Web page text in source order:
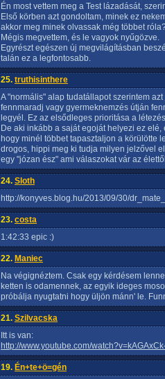
Én most vettem meg a Test lázadását,
Első körben azt gondoltam, minek ez
akkor meg minek olvassak még többet
Mégis megvettem, és le vagyok nyűgözve.
Egyrészt egészen új megvilágításban
talán ez a legfontosabb.
25. truthisinthere
A "normális" alap tudatállapot szerintem
fennmaradj vagy gyermeknemzés útján
legyél. Ez az elsődleges prioritása a
De aki inkább a saját egoját helyezi ez
hogy minél többet tapasztaljon a körülötte
drogos, hippi meg ki tudja milyen jelzővel
egy "józan ész" ami válaszokat vár az
24. Sloth
http://konyves.blog.hu/2013/09/30/
23. costa
1:42:33 epic :)
22. Maniec
Na végignéztem. Csak egy kérdésem
ketten is odamennek, az egyik ideges
próbálja nyugtatni hogy üljön mánn' le.
21. Szilvacska
Itt is van:
http://www.youtube.com/
19. Én+te+ö=gén